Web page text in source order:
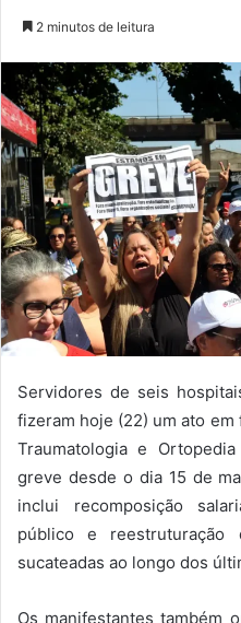
2 minutos de leitura
Servidores de seis
fizeram hoje (22) um ato
Traumatologia e
greve desde o dia 15 de
inclui recomposição
público e reestruturação
sucateadas ao longo dos
Os manifestantes também